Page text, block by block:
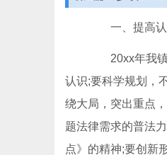
一、提高认
20xx年我镇
认识;要科学规划，
绕大局，突出重点
题法律需求的普法
点》的精神;要创新